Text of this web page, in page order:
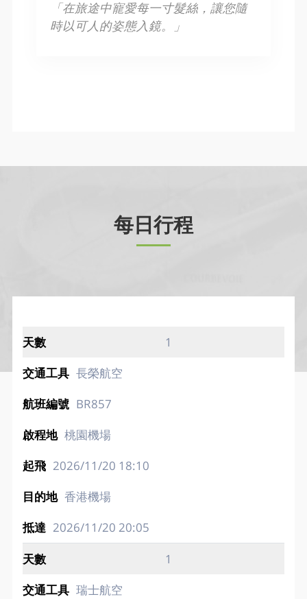
「在旅途中寵愛每一寸髮絲，讓您隨
時以可人的姿態入鏡。」
每日行程
1
長榮航空
BR857
桃園機場
2026/11/20 18:10
香港機場
2026/11/20 20:05
1
瑞士航空